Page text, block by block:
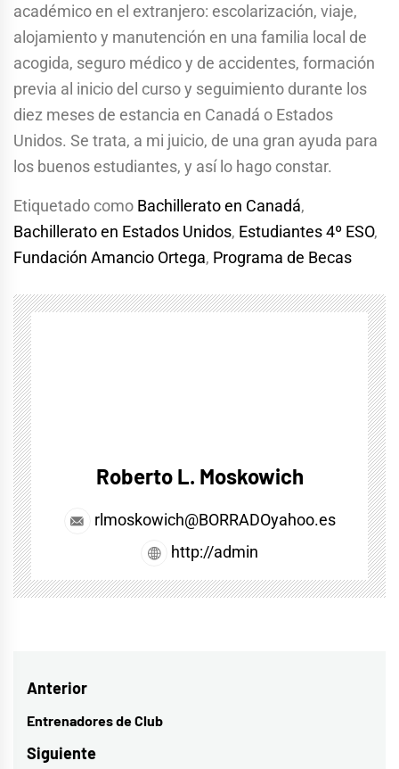
académico en el extranjero: escolarización, viaje,
alojamiento y manutención en una familia local de
acogida, seguro médico y de accidentes, formación
previa al inicio del curso y seguimiento durante los
diez meses de estancia en Canadá o Estados
Unidos. Se trata, a mi juicio, de una gran ayuda para
los buenos estudiantes, y así lo hago constar.
Etiquetado como Bachillerato en Canadá,
Bachillerato en Estados Unidos, Estudiantes 4º ESO,
Fundación Amancio Ortega, Programa de Becas
Roberto L. Moskowich
rlmoskowich@BORRADOyahoo.es
http://admin
Navegación
de
entradas
Anterior
Entrada
anterior:
Entrenadores de Club
Siguiente